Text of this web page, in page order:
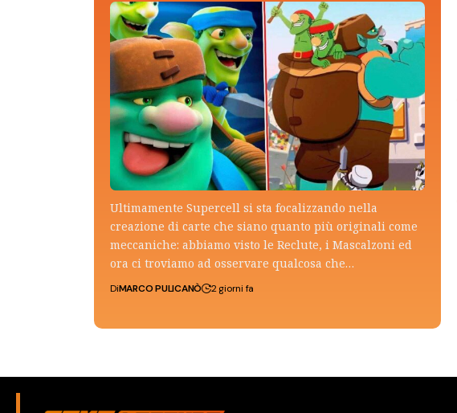
Ultimamente Supercell si sta focalizzando nella
creazione di carte che siano quanto più originali come
meccaniche: abbiamo visto le Reclute, i Mascalzoni ed
ora ci troviamo ad osservare qualcosa che…
DiMARCO PULICANÒ 2 giorni fa